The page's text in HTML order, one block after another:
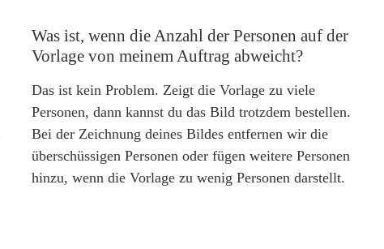
Was ist, wenn die Anzahl der Personen auf der
Vorlage von meinem Auftrag abweicht?
Das ist kein Problem. Zeigt die Vorlage zu viele
Personen, dann kannst du das Bild trotzdem bestellen.
Bei der Zeichnung deines Bildes entfernen wir die
überschüssigen Personen oder fügen weitere Personen
hinzu, wenn die Vorlage zu wenig Personen darstellt.